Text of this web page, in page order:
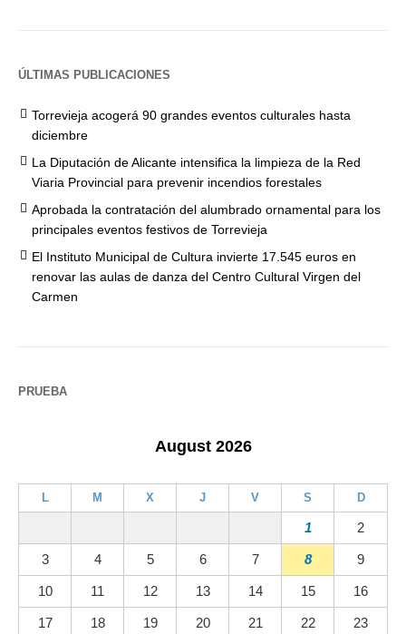
ÚLTIMAS PUBLICACIONES
Torrevieja acogerá 90 grandes eventos culturales hasta
diciembre
La Diputación de Alicante intensifica la limpieza de la Red
Viaria Provincial para prevenir incendios forestales
Aprobada la contratación del alumbrado ornamental para los
principales eventos festivos de Torrevieja
El Instituto Municipal de Cultura invierte 17.545 euros en
renovar las aulas de danza del Centro Cultural Virgen del
Carmen
PRUEBA
August 2026
L M X J V S D
1 2
3 4 5 6 7 8 9
10 11 12 13 14 15 16
17 18 19 20 21 22 23